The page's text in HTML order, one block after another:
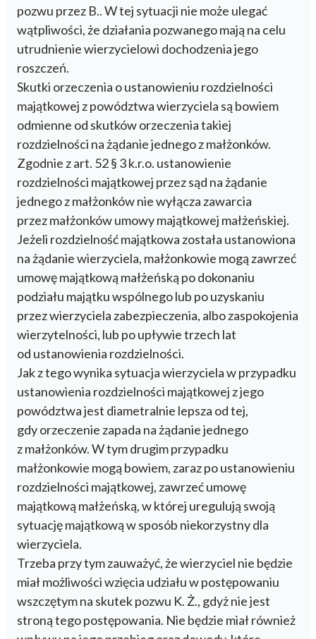
pozwu przez B.. W tej sytuacji nie może ulegać
wątpliwości, że działania pozwanego mają na celu
utrudnienie wierzycielowi dochodzenia jego
roszczeń.
Skutki orzeczenia o ustanowieniu rozdzielności
majątkowej z powództwa wierzyciela są bowiem
odmienne od skutków orzeczenia takiej
rozdzielności na żądanie jednego z małżonków.
Zgodnie z art. 52 § 3 k.r.o. ustanowienie
rozdzielności majątkowej przez sąd na żądanie
jednego z małżonków nie wyłącza zawarcia
przez małżonków umowy majątkowej małżeńskiej.
Jeżeli rozdzielność majątkowa została ustanowiona
na żądanie wierzyciela, małżonkowie mogą zawrzeć
umowę majątkową małżeńską po dokonaniu
podziału majątku wspólnego lub po uzyskaniu
przez wierzyciela zabezpieczenia, albo zaspokojenia
wierzytelności, lub po upływie trzech lat
od ustanowienia rozdzielności.
Jak z tego wynika sytuacja wierzyciela w przypadku
ustanowienia rozdzielności majątkowej z jego
powództwa jest diametralnie lepsza od tej,
gdy orzeczenie zapada na żądanie jednego
z małżonków. W tym drugim przypadku
małżonkowie mogą bowiem, zaraz po ustanowieniu
rozdzielności majątkowej, zawrzeć umowę
majątkową małżeńską, w której uregulują swoją
sytuację majątkową w sposób niekorzystny dla
wierzyciela.
Trzeba przy tym zauważyć, że wierzyciel nie będzie
miał możliwości wzięcia udziału w postępowaniu
wszczętym na skutek pozwu K. Ż., gdyż nie jest
stroną tego postępowania. Nie będzie miał również